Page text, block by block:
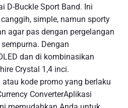
D-Buckle Sport Band. Ini
simple, namun sporty
agar pas dengan pergelangan
Dengan
dan di kombinasikan
Crystal 1,4 inci.
kode promo yang berlaku
ConverterAplikasi